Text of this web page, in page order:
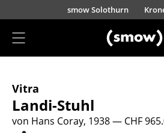
Direkt zum Inhaltsmow Solothurn
Sitzmöbel
Esszimmerstühle
Vitra
Landi-Stuhl
von Hans Coray, 1938— CHF